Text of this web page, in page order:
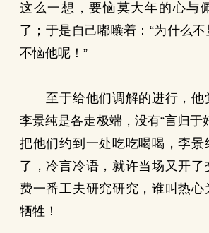
这么一想，要恼莫大年的心与
了；于是自己嘟囔着：“为什么不
不恼他呢！”
至于给他们调解的进行，他
李景纯是各走极端，没有“言归于
把他们约到一处吃吃喝喝，李景
了，冷言冷语，就许当场又开了
费一番工夫研究研究，谁叫热心
牺牲！